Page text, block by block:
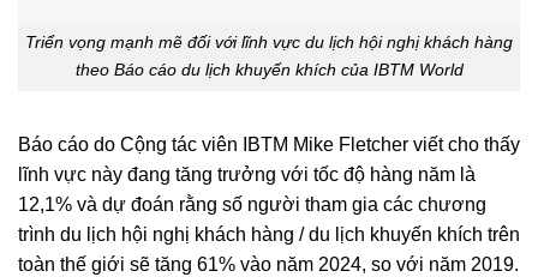
Triển vọng mạnh mẽ đối với lĩnh vực du lịch hội nghị khách hàng
theo Báo cáo du lịch khuyến khích của IBTM World
Báo cáo do Cộng tác viên IBTM Mike Fletcher viết cho thấy
lĩnh vực này đang tăng trưởng với tốc độ hàng năm là
12,1% và dự đoán rằng số người tham gia các chương
trình du lịch hội nghị khách hàng / du lịch khuyến khích trên
toàn thế giới sẽ tăng 61% vào năm 2024, so với năm 2019.